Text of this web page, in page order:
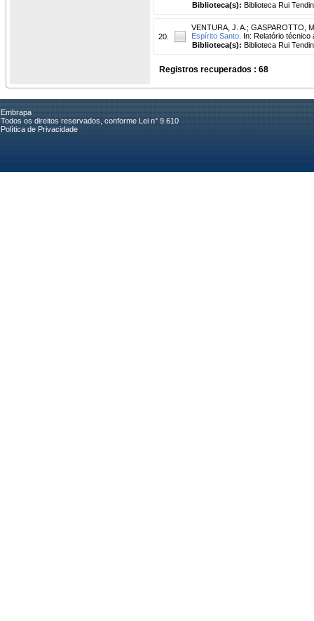
Biblioteca(s): Biblioteca Rui
20.
VENTURA, J. A. ; GASPAROTTO,
Espírito Santo. In: Relatório técnico
Biblioteca(s): Biblioteca Rui
Registros recuperados : 68
Embrapa
Todos os direitos reservados, conforme Lei n° 9.610
Política de Privacidade